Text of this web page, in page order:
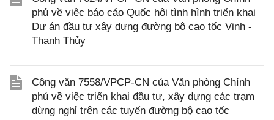
phủ về việc báo cáo Quốc hội tình hình triển khai
Dự án đầu tư xây dựng đường bộ cao tốc Vinh -
Thanh Thủy
Công văn 7558/VPCP-CN của Văn phòng Chính
phủ về việc triển khai đầu tư, xây dựng các trạm
dừng nghỉ trên các tuyến đường bộ cao tốc